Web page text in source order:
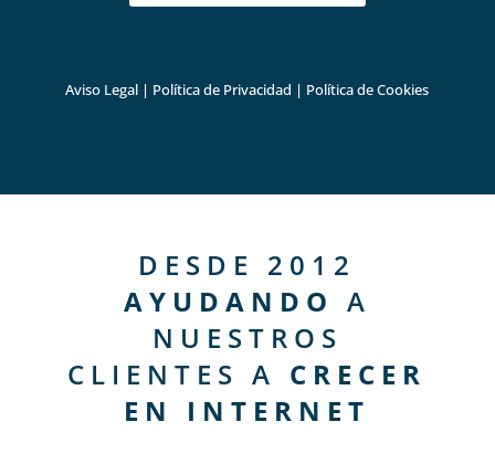
Aviso Legal | Política de Privacidad | Política de Cookies
DESDE 2012
AYUDANDO A
NUESTROS
CLIENTES A CRECER
EN INTERNET